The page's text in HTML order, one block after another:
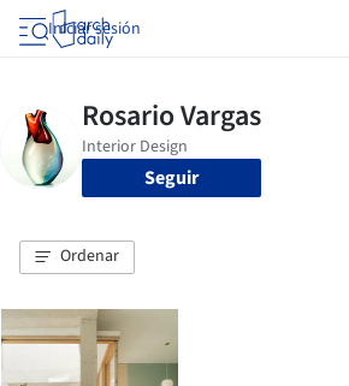
Iniciar sesión
Seguir
Ordenar